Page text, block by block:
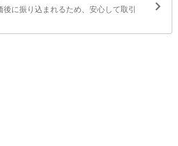
に振り込まれるため、安心して取引